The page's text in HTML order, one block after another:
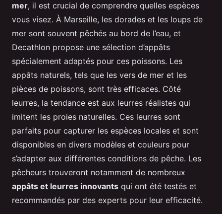
mer, il est crucial de comprendre quelles espèces
vous visez. À Marseille, les dorades et les loups de
mer sont souvent pêchés au bord de l’eau, et
Decathlon propose une sélection d’appâts
spécialement adaptés pour ces poissons. Les
appâts naturels, tels que les vers de mer et les
pièces de poissons, sont très efficaces. Côté
leurres, la tendance est aux leurres réalistes qui
imitent les proies naturelles. Ces leurres sont
parfaits pour capturer les espèces locales et sont
disponibles en divers modèles et couleurs pour
s’adapter aux différentes conditions de pêche. Les
pêcheurs trouveront notamment de nombreux
appâts et leurres innovants qui ont été testés et
recommandés par des experts pour leur efficacité.